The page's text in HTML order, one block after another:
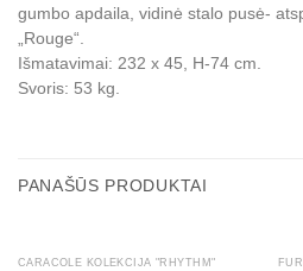
gumbo apdaila, vidinė stalo pusė-
„Rouge“.
Išmatavimai: 232 x 45, H-74 cm.
Svoris: 53 kg.
PANAŠŪS PRODUKTAI
CARACOLE KOLEKCIJA "RHYTHM"